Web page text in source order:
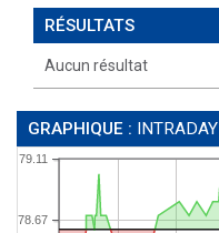
RÉSULTATS
Aucun résultat
GRAPHIQUE : INTRADAY
78.67
79.11